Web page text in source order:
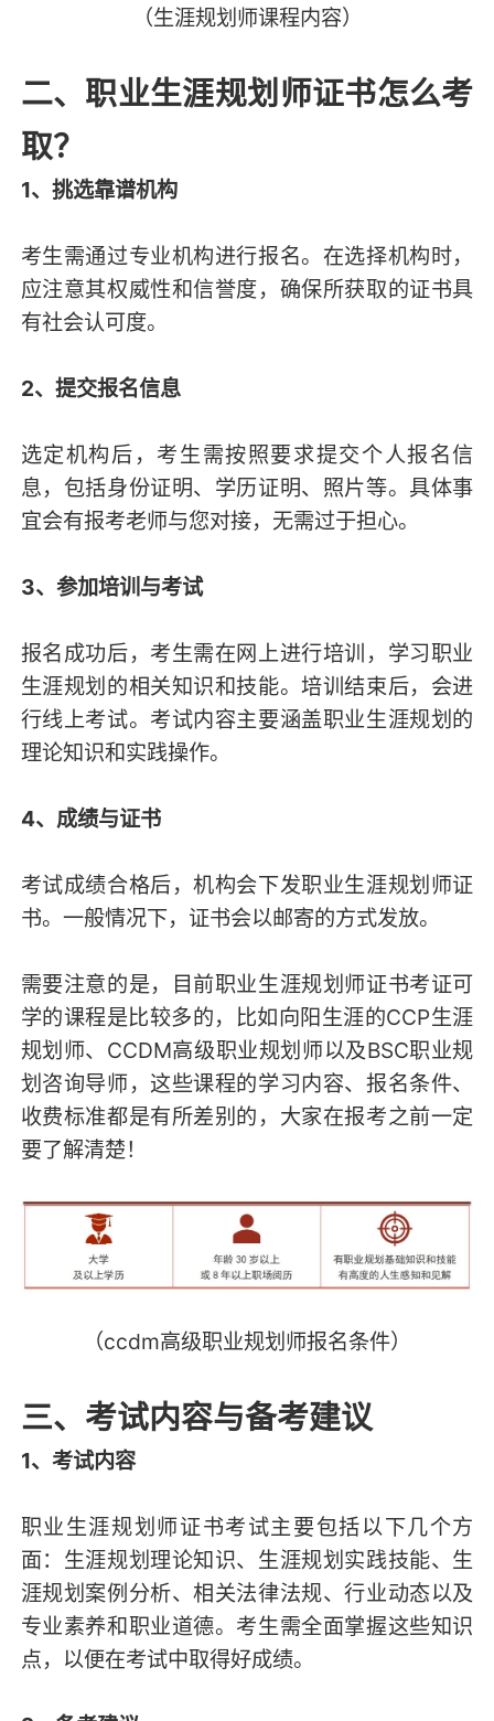
（生涯规划师课程内容）
二、职业生涯规划师证书怎么考
取？
1、挑选靠谱机构
考生需通过专业机构进行报名。在选择机构时，
应注意其权威性和信誉度，确保所获取的证书具
有社会认可度。
2、提交报名信息
选定机构后，考生需按照要求提交个人报名信
息，包括身份证明、学历证明、照片等。具体事
宜会有报考老师与您对接，无需过于担心。
3、参加培训与考试
报名成功后，考生需在网上进行培训，学习职业
生涯规划的相关知识和技能。培训结束后，会进
行线上考试。考试内容主要涵盖职业生涯规划的
理论知识和实践操作。
4、成绩与证书
考试成绩合格后，机构会下发职业生涯规划师证
书。一般情况下，证书会以邮寄的方式发放。
需要注意的是，目前职业生涯规划师证书考证可
学的课程是比较多的，比如向阳生涯的CCP生涯
规划师、CCDM高级职业规划师以及BSC职业规
划咨询导师，这些课程的学习内容、报名条件、
收费标准都是有所差别的，大家在报考之前一定
要了解清楚！
（ccdm高级职业规划师报名条件）
三、考试内容与备考建议
1、考试内容
职业生涯规划师证书考试主要包括以下几个方
面：生涯规划理论知识、生涯规划实践技能、生
涯规划案例分析、相关法律法规、行业动态以及
专业素养和职业道德。考生需全面掌握这些知识
点，以便在考试中取得好成绩。